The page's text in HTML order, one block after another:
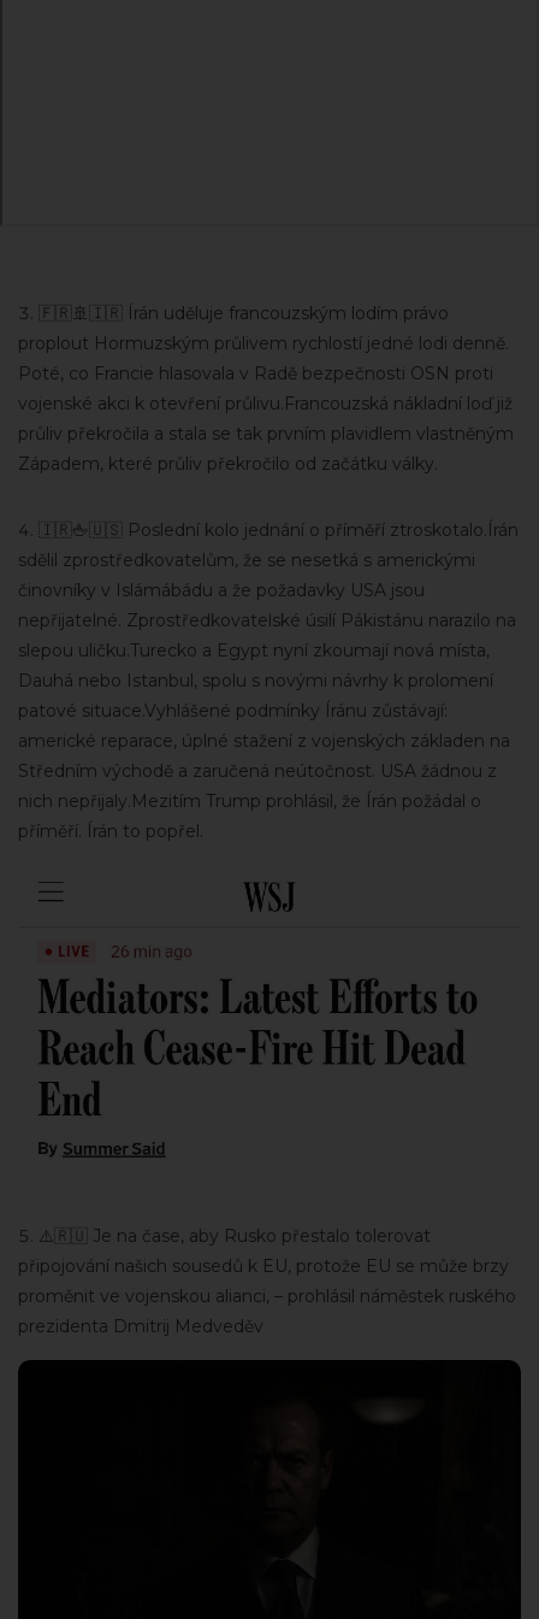
🇫🇷🚢🇮🇷 Írán uděluje francouzským lodím právo
proplout Hormuzským průlivem rychlostí jedné lodi denně.
Poté, co Francie hlasovala v Radě bezpečnosti OSN proti
vojenské akci k otevření průlivu.Francouzská nákladní loď již
průliv překročila a stala se tak prvním plavidlem vlastněným
Západem, které průliv překročilo od začátku války.
🇮🇷🖕🇺🇸 Poslední kolo jednání o příměří ztroskotalo.Írán
sdělil zprostředkovatelům, že se nesetká s americkými
činovníky v Islámábádu a že požadavky USA jsou
nepřijatelné. Zprostředkovatelské úsilí Pákistánu narazilo na
slepou uličku.Turecko a Egypt nyní zkoumají nová místa,
Dauhá nebo Istanbul, spolu s novými návrhy k prolomení
patové situace.Vyhlášené podmínky Íránu zůstávají:
americké reparace, úplné stažení z vojenských základen na
Středním východě a zaručená neútočnost. USA žádnou z
nich nepřijaly.Mezitím Trump prohlásil, že Írán požádal o
příměří. Írán to popřel.
⚠️🇷🇺 Je na čase, aby Rusko přestalo tolerovat
připojování našich sousedů k EU, protože EU se může brzy
proměnit ve vojenskou alianci, – prohlásil náměstek ruského
prezidenta Dmitrij Medveděv